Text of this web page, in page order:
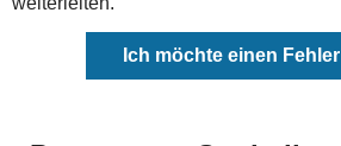
Ich möchte einen